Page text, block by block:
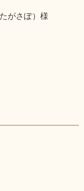
がさぽ）様